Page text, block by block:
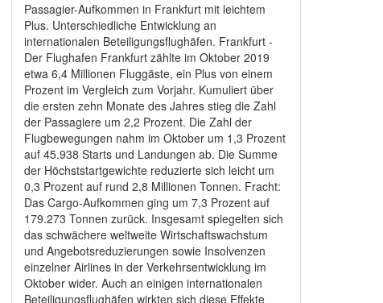
Passagier-Aufkommen in Frankfurt mit leichtem
Plus. Unterschiedliche Entwicklung an
internationalen Beteiligungsflughäfen. Frankfurt -
Der Flughafen Frankfurt zählte im Oktober 2019
etwa 6,4 Millionen Fluggäste, ein Plus von einem
Prozent im Vergleich zum Vorjahr. Kumuliert über
die ersten zehn Monate des Jahres stieg die Zahl
der Passagiere um 2,2 Prozent. Die Zahl der
Flugbewegungen nahm im Oktober um 1,3 Prozent
auf 45.938 Starts und Landungen ab. Die Summe
der Höchststartgewichte reduzierte sich leicht um
0,3 Prozent auf rund 2,8 Millionen Tonnen. Fracht:
Das Cargo-Aufkommen ging um 7,3 Prozent auf
179.273 Tonnen zurück. Insgesamt spiegelten sich
das schwächere weltweite Wirtschaftswachstum
und Angebotsreduzierungen sowie Insolvenzen
einzelner Airlines in der Verkehrsentwicklung im
Oktober wider. Auch an einigen internationalen
Beteiligungsflughäfen wirkten sich diese Effekte